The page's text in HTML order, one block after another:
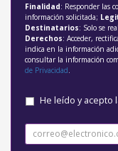
Finalidad: Responder las
información solicitada;
Destinatarios: Solo se
Derechos: Acceder,
indica en la información
consultar la información
de Privacidad
He leído y acepto